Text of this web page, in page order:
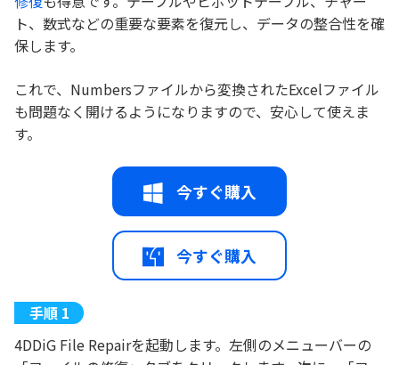
ト、数式などの重要な要素を復元し、データの整合性を確
保します。
これで、Numbersファイルから変換されたExcelファイル
も問題なく開けるようになりますので、安心して使えま
す。
今すぐ購入
今すぐ購入
4DDiG File Repairを起動します。左側のメニューバーの